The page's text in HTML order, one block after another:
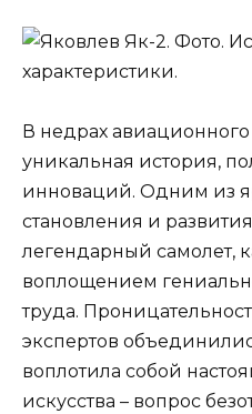
В недрах
уникальная история,
инноваций. Одним из
становления и
легендарный самолет,
воплощением
труда.
экспертов
воплотила собой
искусства – вопрос